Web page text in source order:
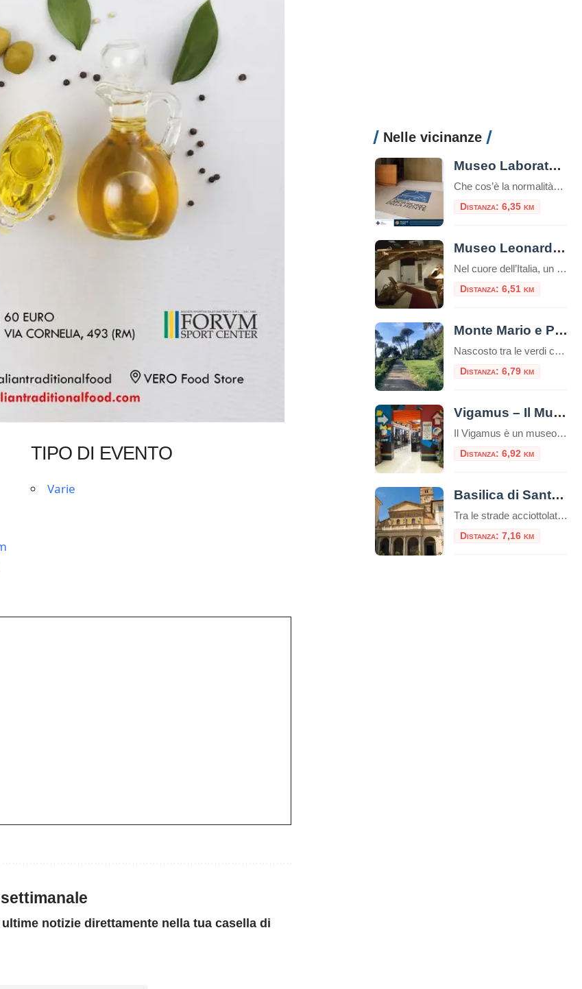
TIPO DI EVENTO
Varie
notizie direttamente nella tua casella di
Nelle vicinanze
Museo Laboratorio della Mente di Roma
Che cos’è la normalità? E dove finisce la ragione per lasciare il posto alla follia? Sono queste le domande silenziose ma potenti che accolgono il visitatore quando varca la soglia del Museo Laboratorio della Mente di Roma. Ospitato all’interno del VI padiglione dell’ex Ospedale Psichiatrico di Santa Maria della Pietà – che con i suoi […]
Distanza: 6,35 km
Museo Leonardo Da Vinci Experience
Nel cuore dell’Italia, un museo straordinario invita i visitatori a intraprendere un viaggio affascinante attraverso la mente di uno dei più grandi geni della storia: Leonardo da Vinci. Il Museo Leonardo Da Vinci Experience non è semplicemente un museo tradizionale, ma un’esperienza interattiva che permette di toccare con mano l’eredità del maestro del Rinascimento. Un […]
Distanza: 6,51 km
Monte Mario e Parco Mellini: Il Punto Panoramico Più Alto di Roma
Nascosto tra le verdi colline nella parte nord-occidentale di Roma, Monte Mario rappresenta il punto più elevato della città eterna, raggiungendo i 139 metri sul livello del mare. Questo colle, che domina maestosamente il Tevere e l’intera capitale, ospita uno dei parchi più affascinanti e meno conosciuti dai turisti: il Parco Mellini. Un’Oasi Verde nel […]
Distanza: 6,79 km
Vigamus – Il Museo del Videogioco
Il Vigamus è un museo immersivo e interattivo per scoprire origini ed evoluzione dei videgiochi con 100 pannelli illustrati e 36 postazioni-gioco E’ il più grande museo del videogioco in Italia, secondo in Europa per anzianità solo al Museo di Berlino. All’interno è allestita una sala interattiva rivolta ai più giovani, agli studenti e a […]
Distanza: 6,92 km
Basilica di Santa Maria in Trastevere
Tra le strade acciottolate e l’atmosfera bohémienne del quartiere Trastevere, sorge una delle più antiche e affascinanti chiese di Roma: la Basilica di Santa Maria in Trastevere. Un luogo che unisce spiritualità, storia e bellezza artistica in un unico colpo d’occhio. Un’antichità che affascina Secondo la tradizione, la basilica fu fondata nel III secolo d.C. […]
Distanza: 7,16 km